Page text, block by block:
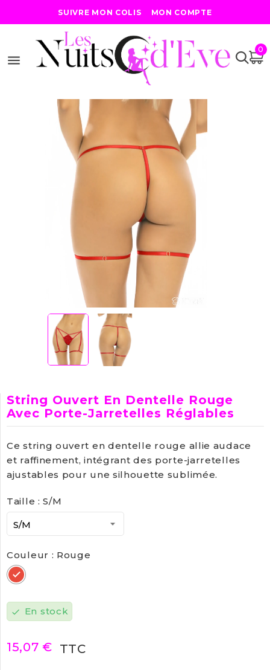
SUIVRE MON COLIS MON COMPTE

0
String Ouvert En Dentelle Rouge
Avec Porte-Jarretelles Réglables
Ce string ouvert en dentelle rouge allie audace
et raffinement, intégrant des porte-jarretelles
ajustables pour une silhouette sublimée.
Taille : S/M
Couleur : Rouge
Rouge
check En stock
15,07 € TTC